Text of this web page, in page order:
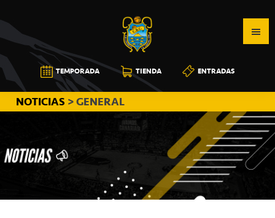
a
la
navegación
principal
al
contenido
principal
a
la
barra
lateral
principal
CB
CANARIAS
TEMPORADA TIENDA ENTRADAS
NOTICIAS > GENERAL